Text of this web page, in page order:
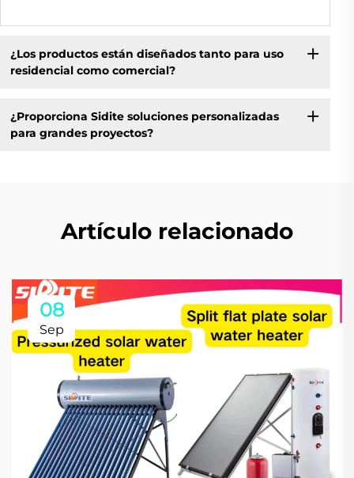
¿Los productos están diseñados tanto para uso
residencial como comercial?
¿Proporciona Sidite soluciones personalizadas
para grandes proyectos?
Artículo relacionado
08
Sep